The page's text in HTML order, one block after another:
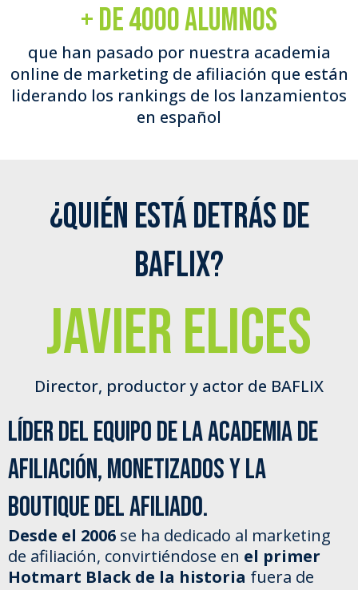
+ de 4000 alumnos
que han pasado por nuestra academia
online de marketing de afiliación que están
liderando los rankings de los lanzamientos
en español
¿Quién está detrás de
baflix?
Javier Elices
Director, productor y actor de BAFLIX
líder del equipo de La Academia de
Afiliación, Monetizados y La
Boutique del Afiliado.
Desde el 2006 se ha dedicado al marketing
de afiliación, convirtiéndose en el primer
Hotmart Black de la historia fuera de